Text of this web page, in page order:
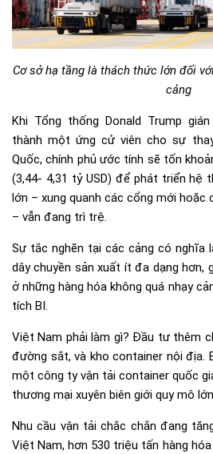
Cơ sở hạ tầng là thách thức lớn đối
cảng
Khi Tổng thống Donald Trump
thành một ứng cử viên cho sự
Quốc, chính phủ ước tính sẽ tốn
(3,44- 4,31 tỷ USD) để phát triển hệ
lớn – xung quanh các cổng mới
– vẫn đang trì trệ.
Sự tắc nghẽn tại các cảng có nghĩa
dây chuyền sản xuất ít đa dạng hơn,
ở những hàng hóa không quá nhạy
tích BI.
Việt Nam phải làm gì? Đầu tư thêm
đường sắt, và kho container nội địa.
một công ty vận tải container quốc
thương mại xuyên biên giới quy mô
Nhu cầu vận tải chắc chắn đang
Việt Nam, hơn 530 triệu tấn hàng